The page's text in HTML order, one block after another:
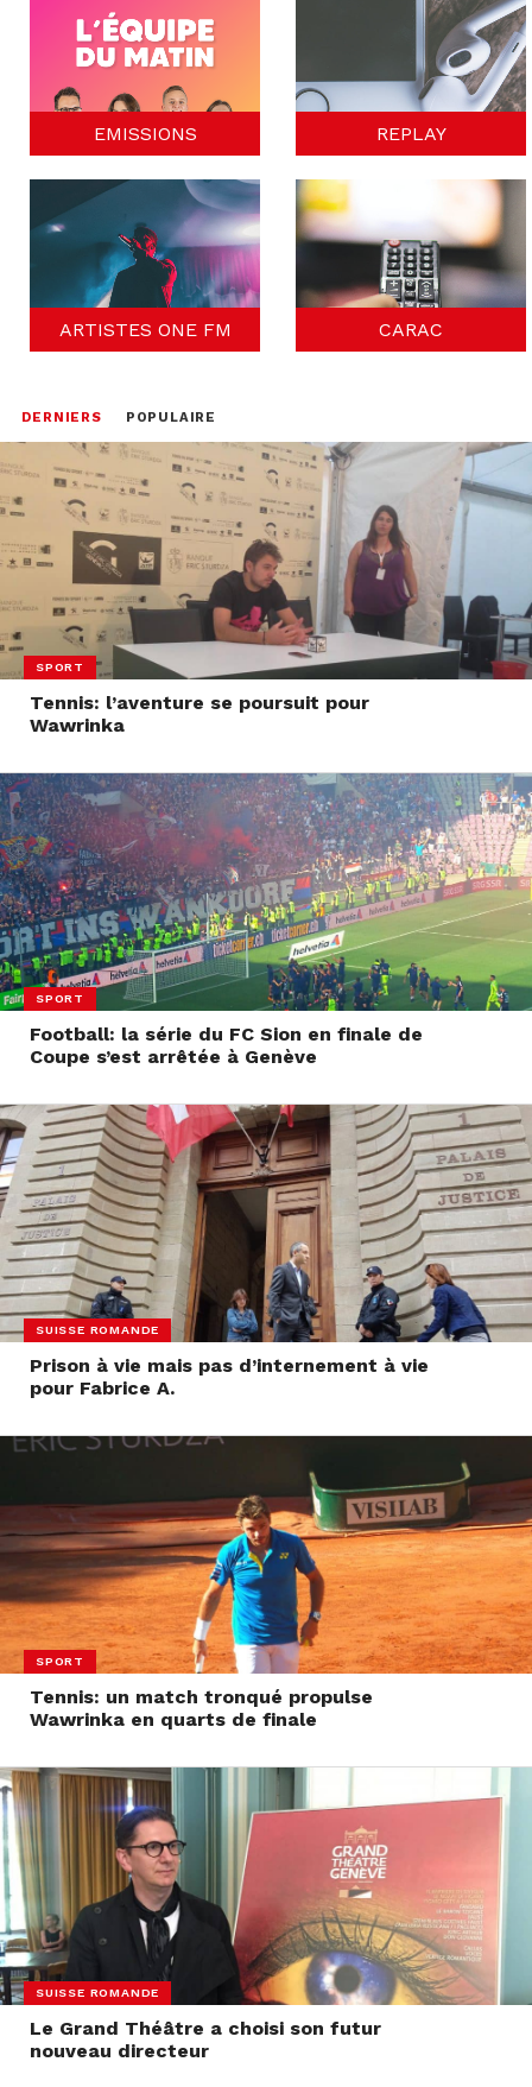
EMISSIONS REPLAY
ARTISTES ONE FM CARAC
DERNIERS POPULAIRE
SPORT
Tennis: l’aventure se poursuit pour
Wawrinka
SPORT
Football: la série du FC Sion en finale de
Coupe s’est arrêtée à Genève
SUISSE ROMANDE
Prison à vie mais pas d’internement à vie
pour Fabrice A.
SPORT
Tennis: un match tronqué propulse
Wawrinka en quarts de finale
SUISSE ROMANDE
Le Grand Théâtre a choisi son futur
nouveau directeur